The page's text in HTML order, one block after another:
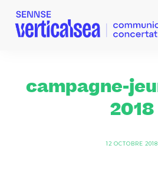
campagne-
2018
12 OCTOBRE 2018